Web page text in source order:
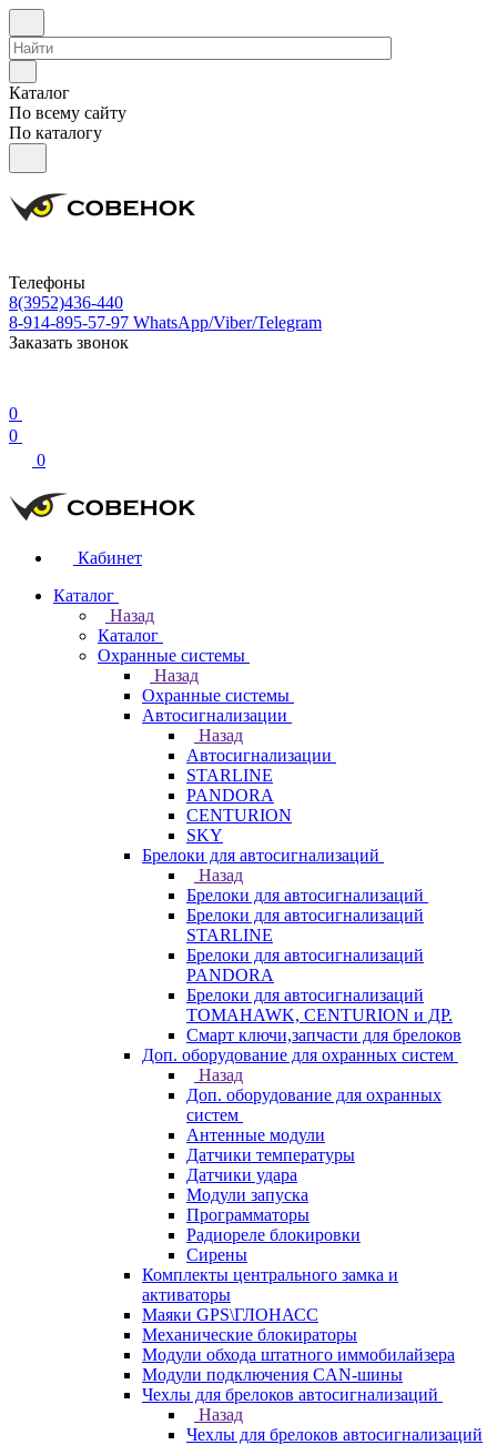
Каталог
По всему сайту
По каталогу
Телефоны
8(3952)436-440
8-914-895-57-97 WhatsApp/Viber/Telegram
Заказать звонок
0
0
0
Кабинет
Каталог
Назад
Каталог
Охранные системы
Назад
Охранные системы
Автосигнализации
Назад
Автосигнализации
STARLINE
PANDORA
CENTURION
SKY
Брелоки для автосигнализаций
Назад
Брелоки для автосигнализаций
Брелоки для автосигнализаций
STARLINE
Брелоки для автосигнализаций
PANDORA
Брелоки для автосигнализаций
TOMAHAWK, CENTURION и ДР.
Смарт ключи,запчасти для брелоков
Доп. оборудование для охранных систем
Назад
Доп. оборудование для охранных
систем
Антенные модули
Датчики температуры
Датчики удара
Модули запуска
Программаторы
Радиореле блокировки
Сирены
Комплекты центрального замка и
активаторы
Маяки GPS\ГЛОНАСС
Механические блокираторы
Модули обхода штатного иммобилайзера
Модули подключения CAN-шины
Чехлы для брелоков автосигнализаций
Назад
Чехлы для брелоков автосигнализаций